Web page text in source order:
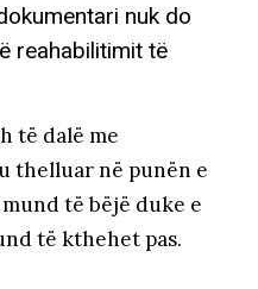
nuk do
reahabilitimit të
të dalë me
thelluar në punën e
të bëjë duke e
të kthehet pas.